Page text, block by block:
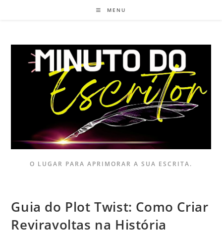
MENU
O LUGAR PARA APRIMORAR A SUA ESCRITA.
Guia do Plot Twist: Como Criar
Reviravoltas na História